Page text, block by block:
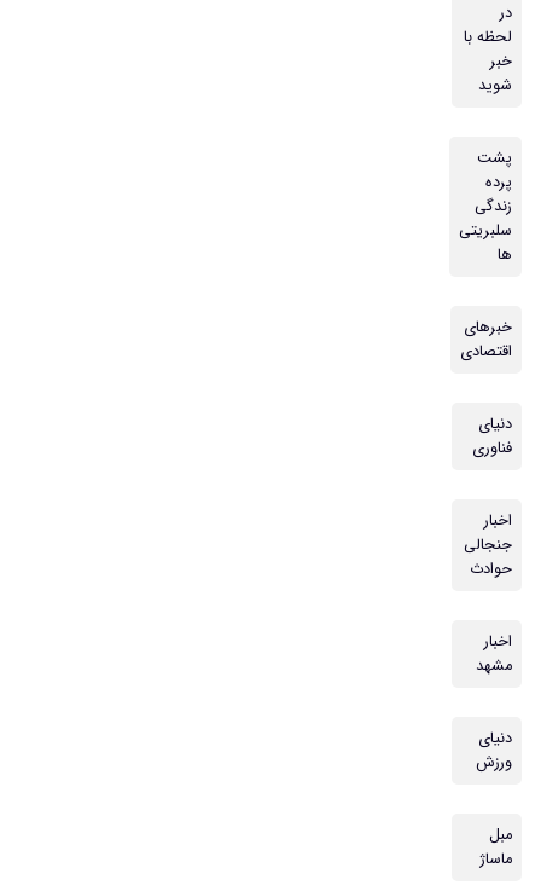
در
لحظه با
خبر
شوید
پشت
پرده
زندگی
سلبریتی
ها
خبرهای
اقتصادی
دنیای
فناوری
اخبار
جنجالی
حوادث
اخبار
مشهد
دنیای
ورزش
مبل
ماساژ